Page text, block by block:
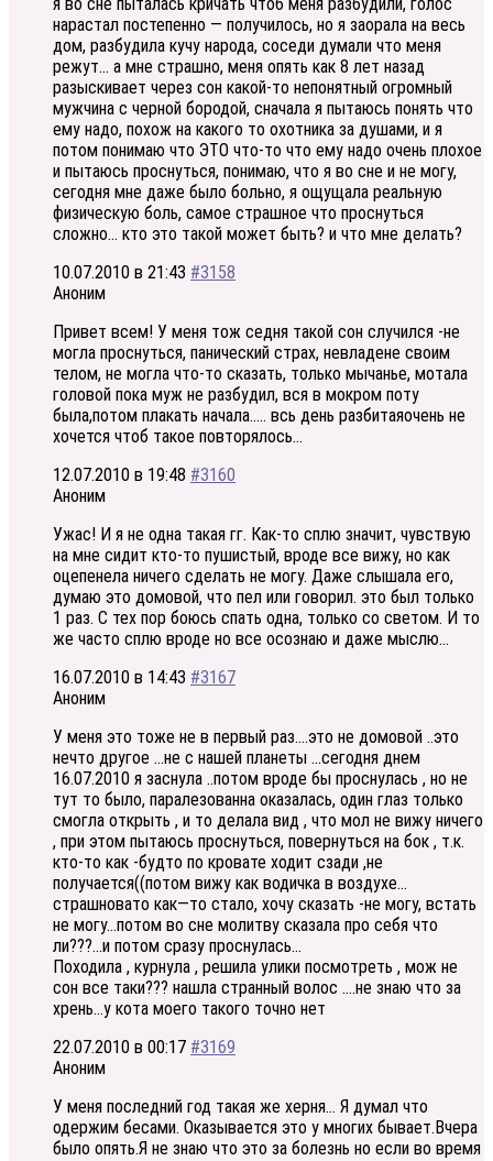
я во сне пыталась кричать чтоб меня разбудили, голос
нарастал постепенно — получилось, но я заорала на весь
дом, разбудила кучу народа, соседи думали что меня
режут… а мне страшно, меня опять как 8 лет назад
разыскивает через сон какой-то непонятный огромный
мужчина с черной бородой, сначала я пытаюсь понять что
ему надо, похож на какого то охотника за душами, и я
потом понимаю что ЭТО что-то что ему надо очень плохое
и пытаюсь проснуться, понимаю, что я во сне и не могу,
сегодня мне даже было больно, я ощущала реальную
физическую боль, самое страшное что проснуться
сложно… кто это такой может быть? и что мне делать?
10.07.2010 в 21:43 #3158
Аноним
Привет всем! У меня тож седня такой сон случился -не
могла проснуться, панический страх, невладене своим
телом, не могла что-то сказать, только мычанье, мотала
головой пока муж не разбудил, вся в мокром поту
была,потом плакать начала….. всь день разбитаяочень не
хочется чтоб такое повторялось…
12.07.2010 в 19:48 #3160
Аноним
Ужас! И я не одна такая гг. Как-то сплю значит, чувствую
на мне сидит кто-то пушистый, вроде все вижу, но как
оцепенела ничего сделать не могу. Даже слышала его,
думаю это домовой, что пел или говорил. это был только
1 раз. С тех пор боюсь спать одна, только со светом. И то
же часто сплю вроде но все осознаю и даже мыслю…
16.07.2010 в 14:43 #3167
Аноним
У меня это тоже не в первый раз….это не домовой ..это
нечто другое …не с нашей планеты …сегодня днем
16.07.2010 я заснула ..потом вроде бы проснулась , но не
тут то было, паралезованна оказалась, один глаз только
смогла открыть , и то делала вид , что мол не вижу ничего
, при этом пытаюсь проснуться, повернуться на бок , т.к.
кто-то как -будто по кровате ходит сзади ,не
получается((потом вижу как водичка в воздухе…
страшновато как—то стало, хочу сказать -не могу, встать
не могу…потом во сне молитву сказала про себя что
ли???…и потом сразу проснулась…
Походила , курнула , решила улики посмотреть , мож не
сон все таки??? нашла странный волос ….не знаю что за
хрень…у кота моего такого точно нет
22.07.2010 в 00:17 #3169
Аноним
У меня последний год такая же херня… Я думал что
одержим бесами. Оказывается это у многих бывает.Вчера
было опять.Я не знаю что это за болезнь но если во время